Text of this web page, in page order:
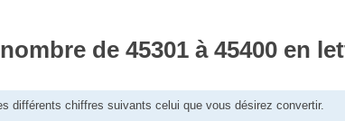
de 45301 à 45400 en
différents chiffres suivants celui que vous désirez convertir.